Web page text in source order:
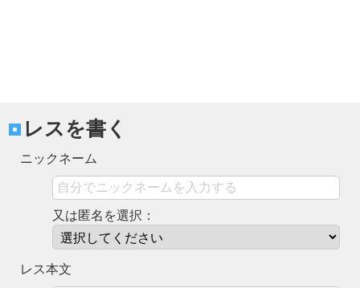
レスを書く
ニックネーム
又は匿名を選択：
レス本文